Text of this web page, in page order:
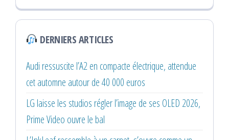
DERNIERS ARTICLES
Audi ressuscite l’A2 en compacte électrique, attendue
cet automne autour de 40 000 euros
LG laisse les studios régler l’image de ses OLED 2026,
Prime Video ouvre le bal